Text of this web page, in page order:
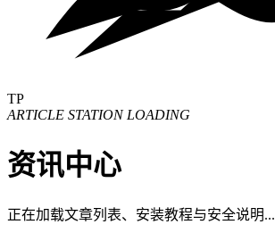
TP
ARTICLE STATION LOADING
资讯中心
正在加载文章列表、安装教程与安全说明...